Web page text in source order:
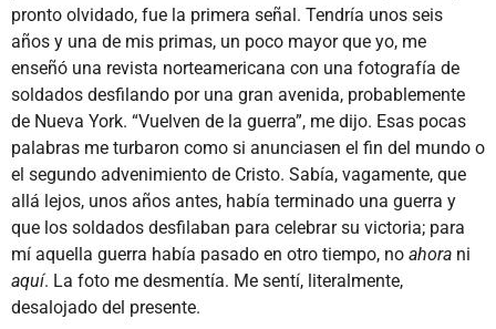
pronto olvidado, fue la primera señal. Tendría unos seis
años y una de mis primas, un poco mayor que yo, me
enseñó una revista norteamericana con una fotografía de
soldados desfilando por una gran avenida, probablemente
de Nueva York. “Vuelven de la guerra”, me dijo. Esas pocas
palabras me turbaron como si anunciasen el fin del mundo o
el segundo advenimiento de Cristo. Sabía, vagamente, que
allá lejos, unos años antes, había terminado una guerra y
que los soldados desfilaban para celebrar su victoria; para
mí aquella guerra había pasado en otro tiempo, no ahora ni
aquí. La foto me desmentía. Me sentí, literalmente,
desalojado del presente.